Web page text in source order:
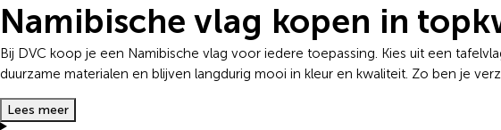
Namibische vlag kopen in
Bij DVC koop je een Namibische vlag voor iedere toepassing. Kies uit een
duurzame materialen en blijven langdurig mooi in kleur en kwaliteit. Zo ben je
Lees meer